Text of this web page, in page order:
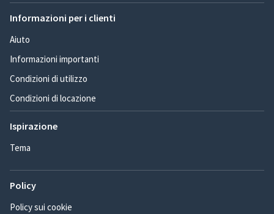
Informazioni per i clienti
Aiuto
Informazioni importanti
Condizioni di utilizzo
Condizioni di locazione
Ispirazione
Tema
Policy
Policy sui cookie